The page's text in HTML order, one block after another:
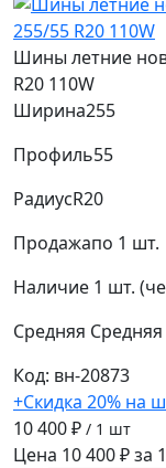
Шины летние
R20 110W
Ширина255
Профиль55
РадиусR20
Продажапо 1 шт.
Наличие 1 шт.
Средняя Средняя
Код: вн-20873
+Скидка 20% на
10 400 ₽ / 1 шт
Цена 10 400 ₽ за